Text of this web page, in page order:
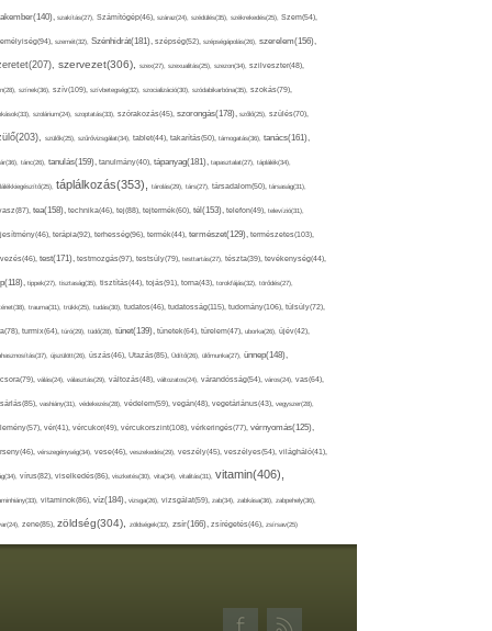
szakítás(27), Számítógép(46), száraz(24), szédülés(35), székrekedés(25), Szem(54),
szemét(32), Szénhidrát(181), szépség(52), szépségápolás(26), szerelem(156),
szervezet(306), szex(27), szexualitás(25), szezon(34), szilveszter(48),
színek(36), szív(109), szívbetegség(32), szocializáció(30), szódabikarbóna(35), szokás(79),
szolárium(24), szoptatás(33), szórakozás(45), szorongás(178), szőlő(25), szülés(70),
szülők(25), szűrővizsgálat(34), tablet(44), takarítás(50), támogatás(36), tanács(161),
tánc(26), tanulás(159), tanulmány(40), tápanyag(181), tapasztalat(27), táplálék(34),
táplálkozás(353), tárolás(29), társ(27), társadalom(50), társaság(31),
tea(158), technika(46), tej(88), tejtermék(60), tél(153), telefon(49), televízió(31),
terápia(92), terhesség(96), termék(44), természet(129), természetes(103),
test(171), testmozgás(97), testsúly(79), testtartás(27), tészta(39), tevékenység(44),
tippek(27), tisztaság(35), tisztítás(44), tojás(91), torna(43), torokfájás(32), törődés(27),
trauma(31), trükk(25), tudás(30), tudatos(46), tudatosság(115), tudomány(106), túlsúly(72),
turmix(64), túró(29), tüdő(28), tünet(139), tünetek(64), türelem(47), uborka(26), újév(42),
újszülött(26), úszás(46), Utazás(85), Üdítő(26), ülőmunka(27), ünnep(148),
válás(24), választás(29), változás(48), változatos(24), várandósság(54), város(24), vas(64),
vashiány(31), védekezés(28), védelem(59), vegán(48), vegetáriánus(43), vegyszer(28),
vér(41), vércukor(49), vércukorszint(108), vérkeringés(77), vérnyomás(125),
vérszegénység(34), vese(46), veszekedés(29), veszély(45), veszélyes(54), világháló(41),
vírus(82), viselkedés(86), viszketés(30), vita(34), vitalitás(31), vitamin(406),
vitaminok(86), víz(184), vizsga(26), vizsgálat(59), zab(34), zabkása(36), zabpehely(36),
zene(85), zöldség(304), zöldségek(32), zsír(166), zsírégetés(46), zsírsav(25)